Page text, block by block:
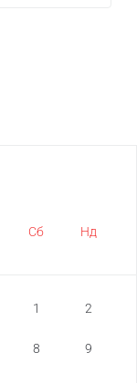
Сб Нд
1 2
8 9